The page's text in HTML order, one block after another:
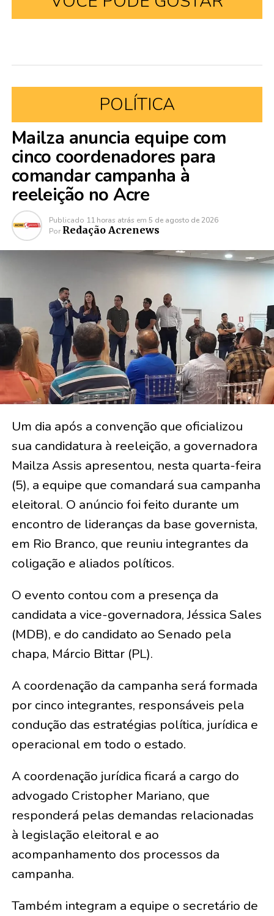
POLÍTICA
Mailza anuncia equipe com
cinco coordenadores para
comandar campanha à
reeleição no Acre
Publicado 11 horas atrás em 5 de agosto de 2026
Por Redação Acrenews
Um dia após a convenção que oficializou
sua candidatura à reeleição, a governadora
Mailza Assis apresentou, nesta quarta-feira
(5), a equipe que comandará sua campanha
eleitoral. O anúncio foi feito durante um
encontro de lideranças da base governista,
em Rio Branco, que reuniu integrantes da
coligação e aliados políticos.
O evento contou com a presença da
candidata a vice-governadora, Jéssica Sales
(MDB), e do candidato ao Senado pela
chapa, Márcio Bittar (PL).
A coordenação da campanha será formada
por cinco integrantes, responsáveis pela
condução das estratégias política, jurídica e
operacional em todo o estado.
A coordenação jurídica ficará a cargo do
advogado Cristopher Mariano, que
responderá pelas demandas relacionadas
à legislação eleitoral e ao
acompanhamento dos processos da
campanha.
Também integram a equipe o secretário de